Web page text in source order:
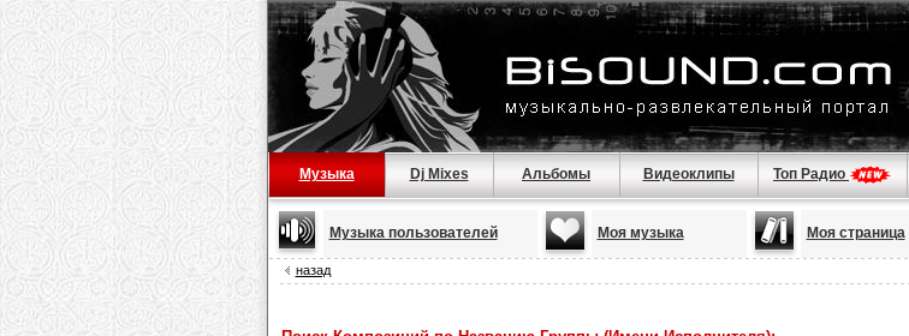
Музыка Dj Mixes Альбомы Видеоклипы Топ Радио
Музыка пользователей Моя музыка Моя страница
назад